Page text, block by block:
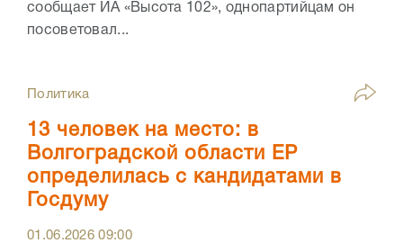
сообщает ИА «Высота 102», однопартийцам он
посоветовал...
Политика
13 человек на место: в
Волгоградской области ЕР
определилась с кандидатами в
Госдуму
01.06.202609:00